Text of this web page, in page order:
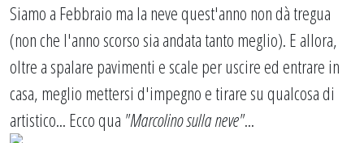
Siamo a Febbraio ma la neve quest'anno non dà tregua
(non che l'anno scorso sia andata tanto meglio). E allora,
oltre a spalare pavimenti e scale per uscire ed entrare in
casa, meglio mettersi d'impegno e tirare su qualcosa di
artistico... Ecco qua "Marcolino sulla neve"...